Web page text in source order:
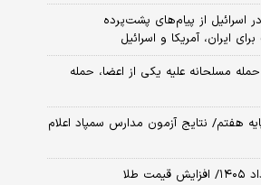
اسرائیل از پیام‌های پشت‌پرده
ایران، آمریکا و اسرائیل
مسلحانه علیه یکی از اعضا، حمله
هفتم/ نتایج آزمون مدارس سمپاد اعلام